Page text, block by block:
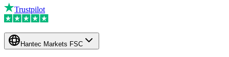
Trustpilot
Hantec Markets FSC